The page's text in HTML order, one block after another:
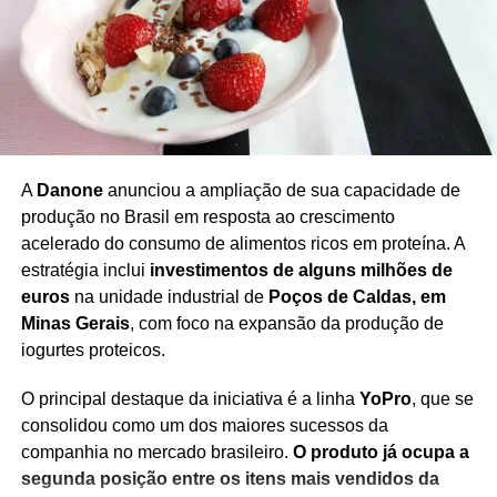
A denúncia teve repercussão imediata em Brasília. Cinco
autoridades do INSS foram afastadas de seus cargos por
suposto envolvimento no esquema. A pressão política
resultou na renúncia do então ministro da Previdência
Social, Carlos Lupi, que entregou seu cargo na última
sexta-feira (2).
Redação Saiba+
A Danoneanunciou a ampliação de sua capacidade de
produção no Brasil em resposta ao crescimento
acelerado do consumo de alimentos ricos em proteína. A
estratégia inclui investimentos de alguns milhões de
eurosna unidade industrial de Poços de Caldas, em
Minas Gerais, com foco na expansão da produção de
iogurtes proteicos.
O principal destaque da iniciativa é a linha YoPro, que se
consolidou como um dos maiores sucessos da
companhia no mercado brasileiro. O produto já ocupa a
segunda posição entre os itens mais vendidos da